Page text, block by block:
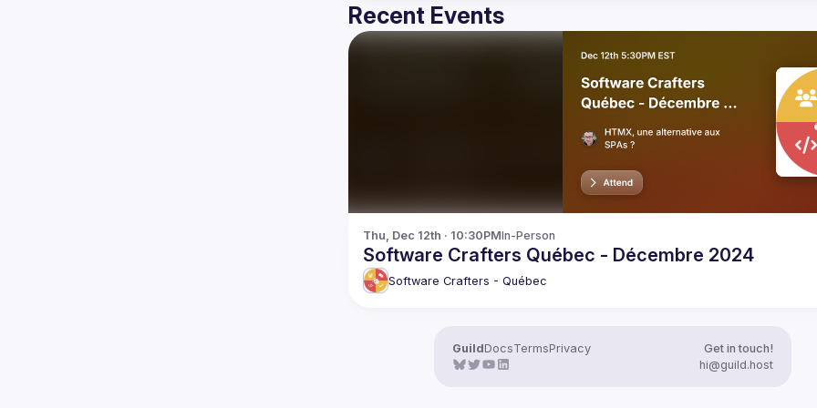
Recent Events
Thu, Dec 12th · 10:30PMIn-Person
Software Crafters Québec - Décembre 2024
Software Crafters - Québec
GuildDocsTermsPrivacy
Get in touch!
hi@guild.host